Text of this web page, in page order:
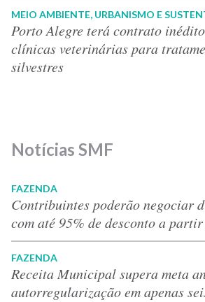
MEIO AMBIENTE, URBANISMO E
Porto Alegre terá contrato
clínicas veterinárias para
silvestres
Notícias SMF
FAZENDA
Contribuintes poderão negociar
com até 95% de desconto a
FAZENDA
Receita Municipal supera meta
autorregularização em apenas